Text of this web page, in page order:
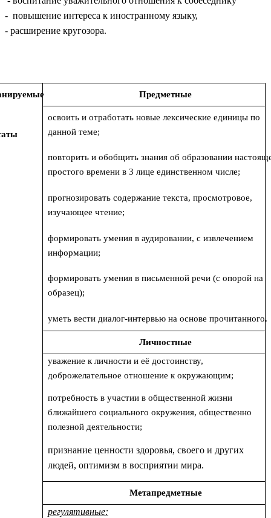
- повышение интереса к иностранному языку,
- расширение кругозора.
Предметные
освоить и отработать новые лексические единицы по
данной теме;
повторить и обобщить знания об образовании
простого времени в 3 лице единственном числе;
прогнозировать содержание текста, просмотровое,
изучающее чтение;
формировать умения в аудировании, с извлечением
информации;
формировать умения в письменной речи (с опорой на
образец);
уметь вести диалог-интервью на основе прочитанного.
Личностные
уважение к личности и её достоинству,
доброжелательное отношение к окружающим;
потребность в участии в общественной жизни
ближайшего социального окружения, общественно
полезной деятельности;
признание ценности здоровья, своего и других
людей, оптимизм в восприятии мира.
Метапредметные
регулятивные: